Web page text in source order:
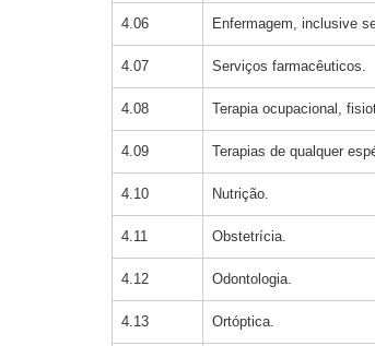
4.06 Enfermagem, inclusive
4.07 Serviços farmacêuticos.
4.08 Terapia ocupacional,
4.09 Terapias de qualquer
4.10 Nutrição.
4.11 Obstetrícia.
4.12 Odontologia.
4.13 Ortóptica.